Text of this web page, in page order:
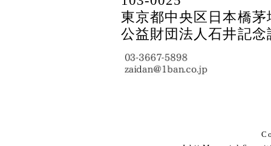
東京都中央区日本橋
公益財団法人石井記